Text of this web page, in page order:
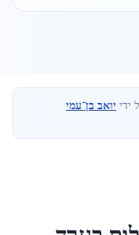
ידי יואב בן־עמי